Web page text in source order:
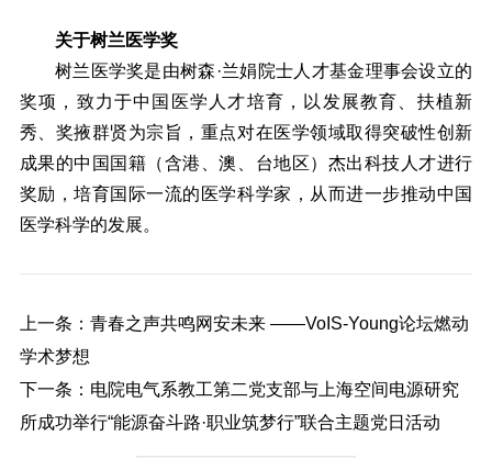
关于树兰医学奖
树兰医学奖是由树森·兰娟院士人才基金理事会设立的
奖项，致力于中国医学人才培育，以发展教育、扶植新
秀、奖掖群贤为宗旨，重点对在医学领域取得突破性创新
成果的中国国籍（含港、澳、台地区）杰出科技人才进行
奖励，培育国际一流的医学科学家，从而进一步推动中国
医学科学的发展。
上一条：青春之声共鸣网安未来 ——VoIS-Young论坛燃动
学术梦想
下一条：电院电气系教工第二党支部与上海空间电源研究
所成功举行“能源奋斗路·职业筑梦行”联合主题党日活动